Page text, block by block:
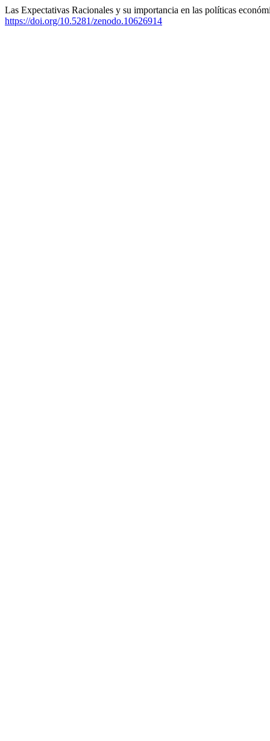
Las Expectativas Racionales y su importancia en las políticas
https://doi.org/10.5281/zenodo.10626914